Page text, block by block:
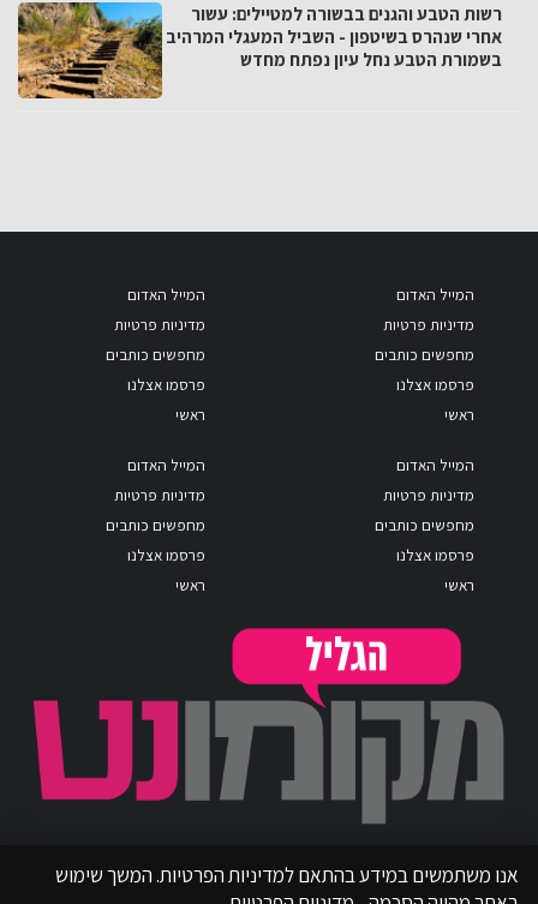
רשות הטבע והגנים בבשורה למטיילים: עשור
אחרי שנהרס בשיטפון - השביל המעגלי המרהיב
בשמורת הטבע נחל עיון נפתח מחדש
המייל האדום
מדיניות פרטיות
מחפשים כותבים
פרסמו אצלנו
ראשי
המייל האדום
מדיניות פרטיות
מחפשים כותבים
פרסמו אצלנו
ראשי
המייל האדום
מדיניות פרטיות
מחפשים כותבים
פרסמו אצלנו
ראשי
המייל האדום
מדיניות פרטיות
מחפשים כותבים
פרסמו אצלנו
ראשי
אנו משתמשים במידע בהתאם למדיניות הפרטיות. המשך שימוש